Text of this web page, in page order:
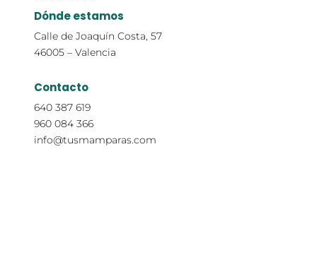
Dónde estamos
Calle de Joaquín Costa, 57
46005 – Valencia
Contacto
640 387 619
960 084 366
info@tusmamparas.com